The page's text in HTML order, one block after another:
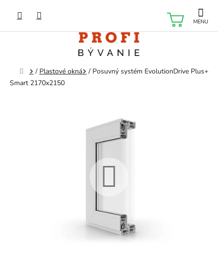
obsah
Domov
/ Plastové okná / Posuvný systém EvolutionDrive Plus+
Smart 2170x2150